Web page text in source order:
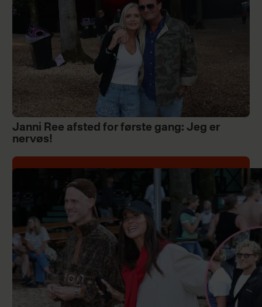
Janni Ree afsted for første gang: Jeg er
nervøs!